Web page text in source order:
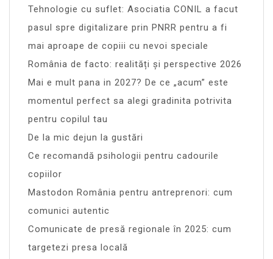
Tehnologie cu suflet: Asociatia CONIL a facut
pasul spre digitalizare prin PNRR pentru a fi
mai aproape de copiii cu nevoi speciale
România de facto: realități și perspective 2026
Mai e mult pana in 2027? De ce „acum” este
momentul perfect sa alegi gradinita potrivita
pentru copilul tau
De la mic dejun la gustări
Ce recomandă psihologii pentru cadourile
copiilor
Mastodon România pentru antreprenori: cum
comunici autentic
Comunicate de presă regionale în 2025: cum
targetezi presa locală